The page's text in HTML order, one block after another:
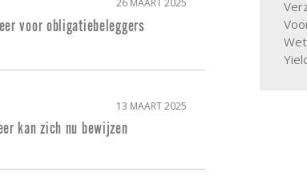
26 MAART 2025
voor obligatiebeleggers
13 MAART 2025
kan zich nu bewijzen